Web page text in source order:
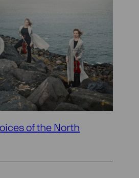
of the North